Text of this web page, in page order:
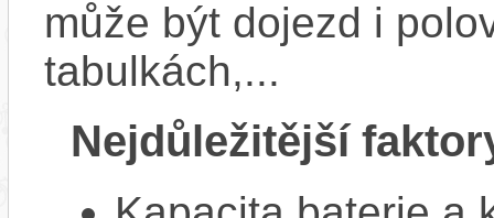
může být dojezd i
tabulkách,...
Nejdůležitější